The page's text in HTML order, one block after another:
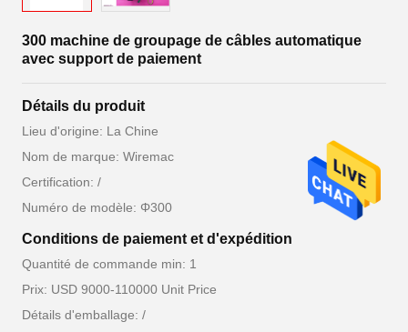
300 machine de groupage de câbles automatique
avec support de paiement
Détails du produit
Lieu d'origine: La Chine
Nom de marque: Wiremac
Certification: /
Numéro de modèle: Φ300
Conditions de paiement et d'expédition
Quantité de commande min: 1
Prix: USD 9000-110000 Unit Price
Détails d'emballage: /